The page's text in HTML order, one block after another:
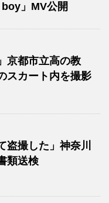
」MV公開
京都市立高の教
カート内を撮影
盗撮した」神奈川
類送検